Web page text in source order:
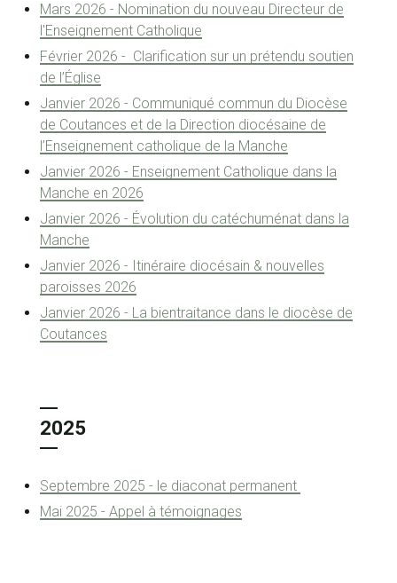
Mars 2026 - Nomination du nouveau Directeur de
l'Enseignement Catholique
Février 2026 - Clarification sur un prétendu soutien
de l’Église
Janvier 2026 - Communiqué commun du Diocèse
de Coutances et de la Direction diocésaine de
l’Enseignement catholique de la Manche
Janvier 2026 - Enseignement Catholique dans la
Manche en 2026
Janvier 2026 - Évolution du catéchuménat dans la
Manche
Janvier 2026 - Itinéraire diocésain & nouvelles
paroisses 2026
Janvier 2026 - La bientraitance dans le diocèse de
Coutances
2025
Septembre 2025 - le diaconat permanent
Mai 2025 - Appel à témoignages